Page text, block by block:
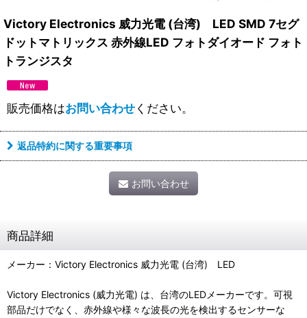
Victory Electronics 威力光電 (台湾) LED SMD 7セグ
ドットマトリックス 赤外線LED フォトダイオード フォト
トランジスタ
販売価格はお問い合わせください。
返品特約に関する重要事項
お問い合わせ
商品詳細
メーカー：Victory Electronics 威力光電 (台湾) LED
Victory Electronics (威力光電) は、台湾のLEDメーカーです。可視
部品だけでなく、赤外線や様々な波長の光を検出するセンサーな